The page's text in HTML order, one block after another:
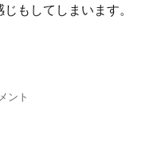
もしてしまいます。
ント